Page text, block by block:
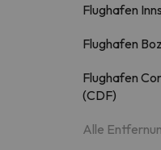
Flughafen
Flughafen
Flughafen
(CDF)
Alle